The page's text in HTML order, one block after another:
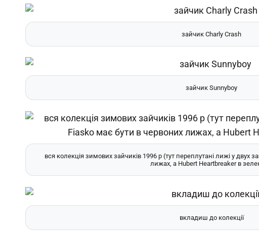
зайчик Charly Crash
зайчик Sunnyboy
вся колекція зимових зайчиків 1996 р (тут переплутані лижі у двух
лижах, а Hubert Heartbreaker в
вкладиш до колекції